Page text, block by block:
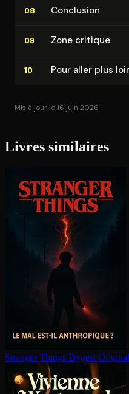
08 Conclusion
09 Zone critique
10 Pour aller plus
Mis à jour le 16 juin 2026
Livres similaires
Stranger Things Dygest Original